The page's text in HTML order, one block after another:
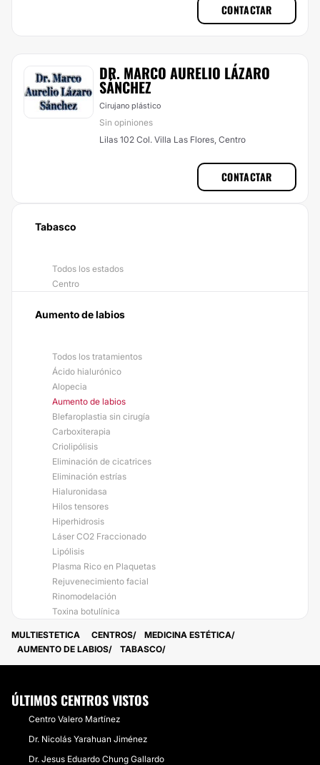
CONTACTAR
DR. MARCO AURELIO LÁZARO
SÁNCHEZ
Cirujano plástico
Sin opiniones
Lilas 102 Col. Villa Las Flores, Centro
CONTACTAR
Tabasco
Todos los estados
Centro
Aumento de labios
Todos los tratamientos
Ácido hialurónico
Alopecia
Aumento de labios
Blefaroplastia sin cirugía
Carboxiterapia
Criolipólisis
Eliminación de cicatrices
Eliminación estrías
Hialuronidasa
Hilos tensores
Hiperhidrosis
Láser CO2 Fraccionado
Lipólisis
Plasma Rico en Plaquetas
Rejuvenecimiento facial
Rinomodelación
Toxina botulínica
MULTIESTETICA CENTROS
MEDICINA ESTÉTICA
AUMENTO DE LABIOS
TABASCO
ÚLTIMOS CENTROS VISTOS
Centro Valero Martínez
Dr. Nicolás Yarahuan Jiménez
Dr. Jesus Eduardo Chung Gallardo